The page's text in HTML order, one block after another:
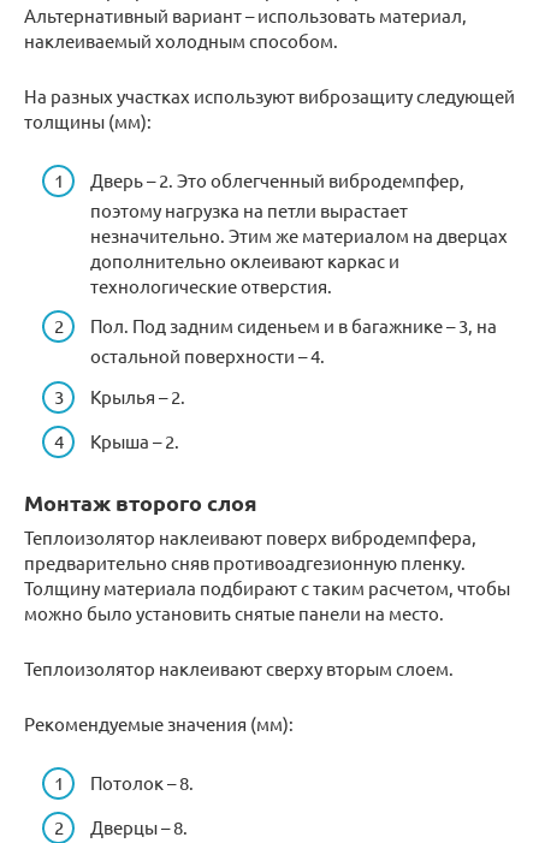
Альтернативный вариант – использовать материал,
наклеиваемый холодным способом.
На разных участках используют виброзащиту следующей
толщины (мм):
Дверь – 2. Это облегченный вибродемпфер,
поэтому нагрузка на петли вырастает
незначительно. Этим же материалом на дверцах
дополнительно оклеивают каркас и
технологические отверстия.
Пол. Под задним сиденьем и в багажнике – 3, на
остальной поверхности – 4.
Крылья – 2.
Крыша – 2.
Монтаж второго слоя
Теплоизолятор наклеивают поверх вибродемпфера,
предварительно сняв противоадгезионную пленку.
Толщину материала подбирают с таким расчетом, чтобы
можно было установить снятые панели на место.
Теплоизолятор наклеивают сверху вторым слоем.
Рекомендуемые значения (мм):
Потолок – 8.
Дверцы – 8.